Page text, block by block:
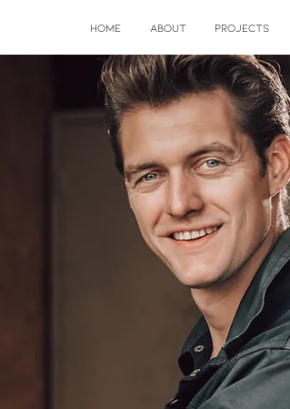
HOME ABOUT PROJECTS